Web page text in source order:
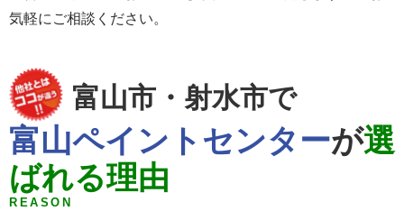
気軽にご相談ください。
富山市・射水市で
富山ペイントセンターが選
ばれる理由
REASON